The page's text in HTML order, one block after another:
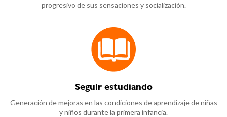
progresivo de sus sensaciones y socialización.
Seguir estudiando
Generación de mejoras en las condiciones de aprendizaje de niñas
y niños durante la primera infancia.